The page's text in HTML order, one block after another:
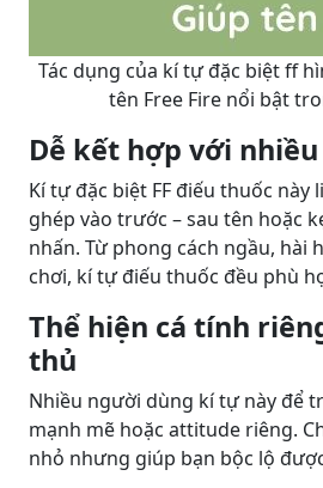
Tác dụng của kí tự đặc biệt ff
tên Free Fire nổi bật
Dễ kết hợp với
Kí tự đặc biệt FF điếu thuốc này
ghép vào trước – sau tên hoặc
nhấn. Từ phong cách ngầu, hài
chơi, kí tự điếu thuốc đều phù
Thể hiện cá tính
thủ
Nhiều người dùng kí tự này để
mạnh mẽ hoặc attitude riêng.
nhỏ nhưng giúp bạn bộc lộ